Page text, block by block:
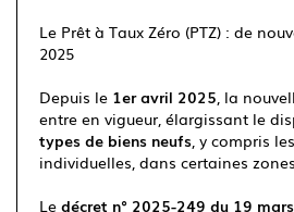
Le Prêt à Taux Zéro (PTZ) : de
2025
Depuis le 1er avril 2025, la
entre en vigueur, élargissant le
types de biens neufs, y compris
individuelles, dans certaines
Le décret n° 2025-249 du 19